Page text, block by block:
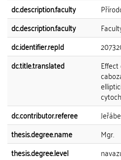
dc.description.faculty
dc.description.faculty
dc.identifier.repId
dc.title.translated
dc.contributor.referee
thesis.degree.name
Mgr.
thesis.degree.level